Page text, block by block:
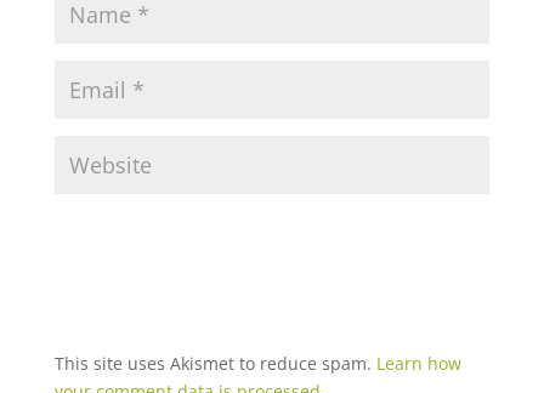
This site uses Akismet to reduce spam. Learn how